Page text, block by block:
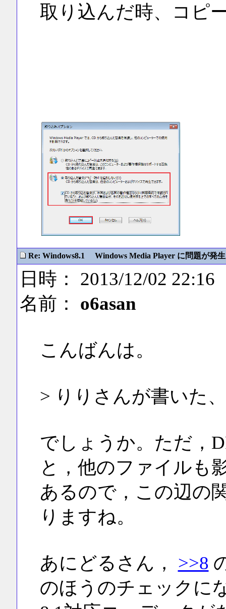
取り込んだ時、コピ
Re: Windows8.1 Windows Media Player に問題が発生
日時： 2013/12/02 22:16
名前： o6asan
こんばんは。
> りりさんが書いた
でしょうか。ただ，
と，他のファイルも
あるので，この辺の
りますね。
あにどるさん， >>8
のほうのチェックに